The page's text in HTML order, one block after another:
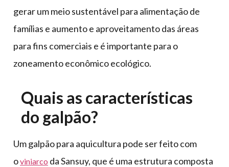
gerar um meio sustentável para alimentação de
famílias e aumento e aproveitamento das áreas
para fins comerciais e é importante para o
zoneamento econômico ecológico.
Quais as características
do galpão?
Um galpão para aquicultura pode ser feito com
oviniarco da Sansuy, que é uma estrutura composta